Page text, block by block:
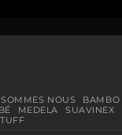
NOUS BAMBO
MEDELA SUAVINEX